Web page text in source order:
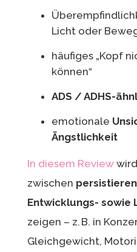
Licht oder
häufiges „Kopf
können“
ADS / ADHS-
emotionale
Ängstlichkeit
In diesem Reviewwird
zwischen
Entwicklungs- sowie
zeigen – z. B. in
Gleichgewicht,